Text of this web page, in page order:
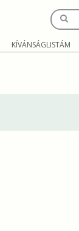
KÍVÁNSÁGLISTÁM